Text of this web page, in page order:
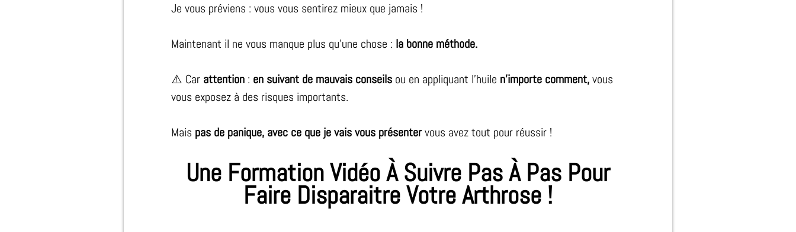
Je vous préviens : vous vous sentirez mieux que jamais !
Maintenant il ne vous manque plus qu’une chose : la bonne méthode.
⚠️ Car attention : en suivant de mauvais conseils ou en appliquant l’huile n’importe comment,vous
vous exposez à des risques importants.
Mais pas de panique, avec ce que je vais vous présentervous avez tout pour réussir !
Une Formation Vidéo À Suivre Pas À Pas Pour
Faire Disparaitre Votre Arthrose !